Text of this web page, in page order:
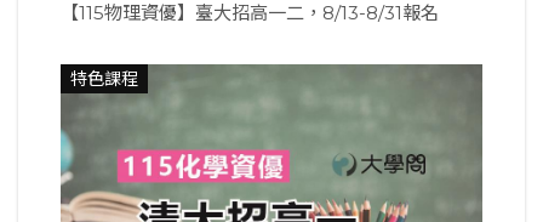
【115物理資優】臺大招高一二，8/13-8/31報名
特色課程